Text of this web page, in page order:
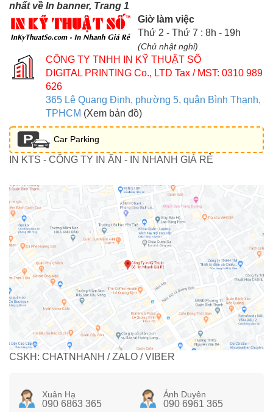
nhất về In banner, Trang 1
Giờ làm việc
Thứ 2 - Thứ 7 : 8h - 19h
(Chủ nhật nghỉ)
CÔNG TY TNHH IN KỸ THUẬT SỐ
DIGITAL PRINTING Co., LTD Tax / MST: 0310 989
626
365 Lê Quang Định, phường 5, quận Bình Thạnh,
TPHCM (Xem bản đồ)
Car Parking
IN KTS - CÔNG TY IN ẤN - IN NHANH GIÁ RẺ
CSKH: CHATNHANH / ZALO / VIBER
Xuân Hạ
090 6863 365
Ánh Duyên
090 6961 365